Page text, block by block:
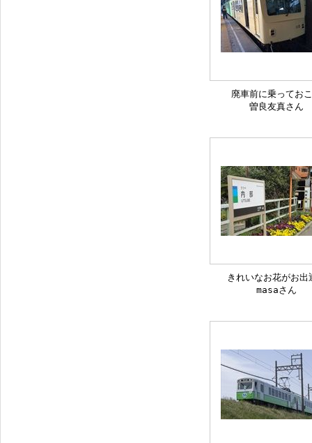
廃車前に乗ってお
曽良友真さん
きれいなお花がお出
masaさん